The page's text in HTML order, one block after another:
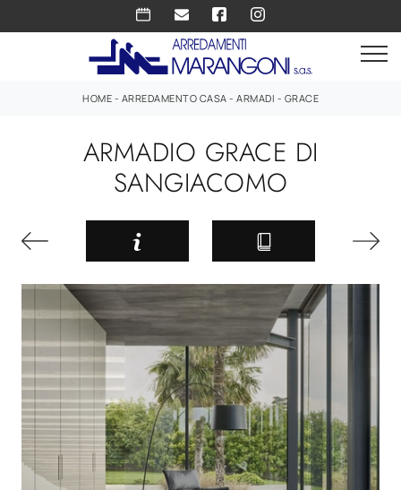
HOME - ARREDAMENTO CASA - ARMADI - GRACE
ARMADIO GRACE DI
SANGIACOMO